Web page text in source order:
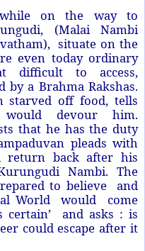
on the way to
(Malai Nambi
situate on the
even today ordinary
difficult to access,
by a Brahma Rakshas.
starved off food, tells
would devour him.
that he has the duty
pleads with
return back after his
Nambi. The
to believe and
World would come
certain’ and asks : is
could escape after it